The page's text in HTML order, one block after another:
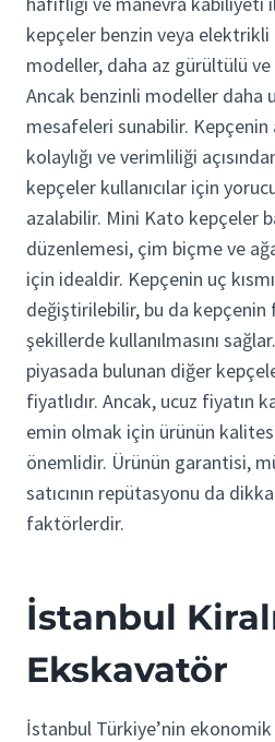
kepçeler benzin veya
modeller, daha az gürültülü ve
Ancak benzinli modeller daha
mesafeleri sunabilir. Kepçenin
kolaylığı ve verimliliği
kepçeler kullanıcılar için
azalabilir. Mini Kato kepçeler
düzenlemesi, çim biçme ve
için idealdir. Kepçenin uç
değiştirilebilir, bu da kepçenin
şekillerde kullanılmasını sağlar.
piyasada bulunan diğer
fiyatlıdır. Ancak, ucuz fiyatın
emin olmak için ürünün
önemlidir. Ürünün garantisi,
satıcının repütasyonu da
faktörlerdir.
İstanbul
Ekskavatör
İstanbul Türkiye’nin